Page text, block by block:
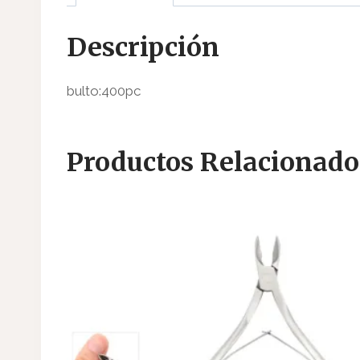
Descripción
bulto:400pc
Productos